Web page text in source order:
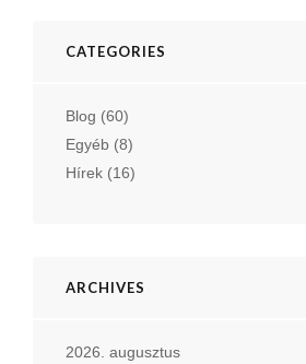
CATEGORIES
Blog (60)
Egyéb (8)
Hírek (16)
ARCHIVES
2026. augusztus